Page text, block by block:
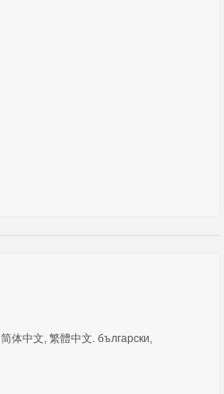
中文, 繁體中文. български,